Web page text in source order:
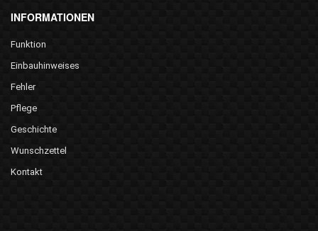
INFORMATIONEN
Funktion
Einbauhinweises
Fehler
Pflege
Geschichte
Wunschzettel
Kontakt